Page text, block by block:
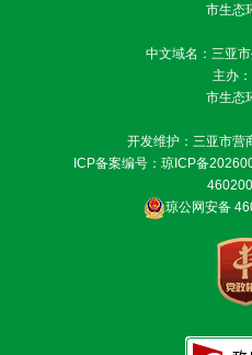
市生态
中文域名：三亚
主办
市生态
开发维护：三亚市营
ICP备案编号： 琼ICP备
琼公网安备